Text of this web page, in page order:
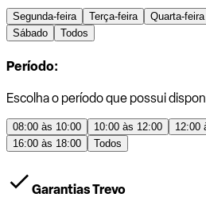
Segunda-feira Terça-feira Quarta-feira
Sábado
Todos
Período:
Escolha o período que possui
08:00 às 10:00 10:00 às 12:00 12:00
16:00 às 18:00
Todos
Garantias Trevo